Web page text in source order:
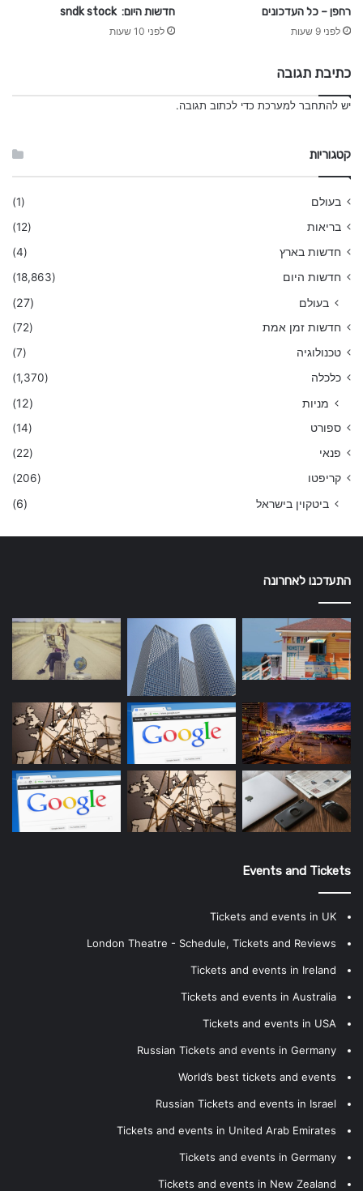
רחפן – כל העדכונים
לפני 9 שעות
חדשות היום: sndk stock
לפני 10 שעות
כתיבת תגובה
יש להתחבר למערכת כדי לכתוב תגובה.
קטגוריות
בעולם
(1)
בריאות
(12)
חדשות בארץ
(4)
חדשות היום
(18,863)
בעולם (27)
חדשות זמן אמת
(72)
טכנולוגיה
(7)
כלכלה
(1,370)
מניות (12)
ספורט
(14)
פנאי
(22)
קריפטו
(206)
ביטקוין בישראל (6)
התעדכנו לאחרונה
Events and Tickets
Tickets and events in UK
London Theatre - Schedule, Tickets and Reviews
Tickets and events in Ireland
Tickets and events in Australia
Tickets and events in USA
Russian Tickets and events in Germany
World’s best tickets and events
Russian Tickets and events in Israel
Tickets and events in United Arab Emirates
Tickets and events in Germany
Tickets and events in New Zealand